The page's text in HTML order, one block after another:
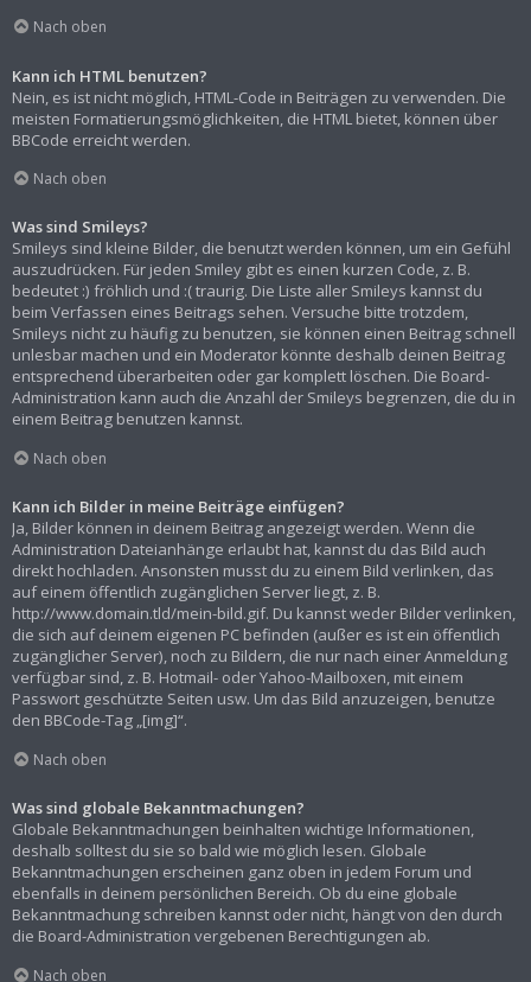
Nach oben
Kann ich HTML benutzen?
Nein, es ist nicht möglich, HTML-Code in Beiträgen zu verwenden. Die
meisten Formatierungsmöglichkeiten, die HTML bietet, können über
BBCode erreicht werden.
Nach oben
Was sind Smileys?
Smileys sind kleine Bilder, die benutzt werden können, um ein Gefühl
auszudrücken. Für jeden Smiley gibt es einen kurzen Code, z. B.
bedeutet :) fröhlich und :( traurig. Die Liste aller Smileys kannst du
beim Verfassen eines Beitrags sehen. Versuche bitte trotzdem,
Smileys nicht zu häufig zu benutzen, sie können einen Beitrag schnell
unlesbar machen und ein Moderator könnte deshalb deinen Beitrag
entsprechend überarbeiten oder gar komplett löschen. Die Board-
Administration kann auch die Anzahl der Smileys begrenzen, die du in
einem Beitrag benutzen kannst.
Nach oben
Kann ich Bilder in meine Beiträge einfügen?
Ja, Bilder können in deinem Beitrag angezeigt werden. Wenn die
Administration Dateianhänge erlaubt hat, kannst du das Bild auch
direkt hochladen. Ansonsten musst du zu einem Bild verlinken, das
auf einem öffentlich zugänglichen Server liegt, z. B.
http://www.domain.tld/mein-bild.gif. Du kannst weder Bilder verlinken,
die sich auf deinem eigenen PC befinden (außer es ist ein öffentlich
zugänglicher Server), noch zu Bildern, die nur nach einer Anmeldung
verfügbar sind, z. B. Hotmail- oder Yahoo-Mailboxen, mit einem
Passwort geschützte Seiten usw. Um das Bild anzuzeigen, benutze
den BBCode-Tag „[img]“.
Nach oben
Was sind globale Bekanntmachungen?
Globale Bekanntmachungen beinhalten wichtige Informationen,
deshalb solltest du sie so bald wie möglich lesen. Globale
Bekanntmachungen erscheinen ganz oben in jedem Forum und
ebenfalls in deinem persönlichen Bereich. Ob du eine globale
Bekanntmachung schreiben kannst oder nicht, hängt von den durch
die Board-Administration vergebenen Berechtigungen ab.
Nach oben